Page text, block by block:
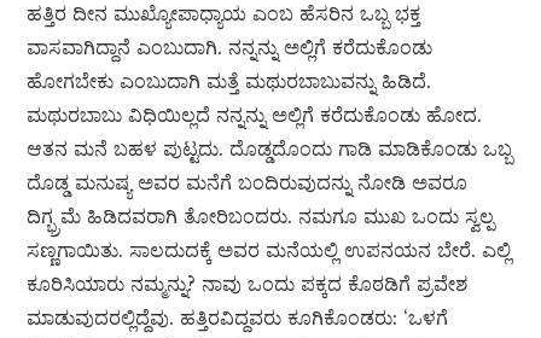
ಹತ್ತಿರ ದೀನ ಮುಖ್ಯೋಪಾಧ್ಯಾಯ ಎಂಬ ಹೆಸರಿನ ಒಬ್ಬ ಭಕ್ತ
ವಾಸವಾಗಿದ್ದಾನೆ ಎಂಬುದಾಗಿ. ನನ್ನನ್ನು ಅಲ್ಲಿಗೆ ಕರೆದುಕೊಂಡು
ಹೋಗಬೇಕು ಎಂಬುದಾಗಿ ಮತ್ತೆ ಮಥುರಬಾಬುವನ್ನು ಹಿಡಿದೆ.
ಮಥುರಬಾಬು ವಿಧಿಯಿಲ್ಲದೆ ನನ್ನನ್ನು ಅಲ್ಲಿಗೆ ಕರೆದುಕೊಂಡು ಹೋದ.
ಆತನ ಮನೆ ಬಹಳ ಪುಟ್ಟದು. ದೊಡ್ಡದೊಂದು ಗಾಡಿ ಮಾಡಿಕೊಂಡು ಒಬ್ಬ
ದೊಡ್ಡ ಮನುಷ್ಯ ಅವರ ಮನೆಗೆ ಬಂದಿರುವುದನ್ನು ನೋಡಿ ಅವರೂ
ದಿಗ್ಭ್ರಮೆ ಹಿಡಿದವರಾಗಿ ತೋರಿಬಂದರು. ನಮಗೂ ಮುಖ ಒಂದು ಸ್ವಲ್ಪ
ಸಣ್ಣಗಾಯಿತು. ಸಾಲದುದಕ್ಕೆ ಅವರ ಮನೆಯಲ್ಲಿ ಉಪನಯನ ಬೇರೆ. ಎಲ್ಲಿ
ಕೂರಿಸಿಯಾರು ನಮ್ಮನ್ನು? ನಾವು ಒಂದು ಪಕ್ಕದ ಕೊಠಡಿಗೆ ಪ್ರವೇಶ
ಮಾಡುವುದರಲ್ಲಿದ್ದೆವು. ಹತ್ತಿರವಿದ್ದವರು ಕೂಗಿಕೊಂಡರು: ‘ಒಳಗೆ